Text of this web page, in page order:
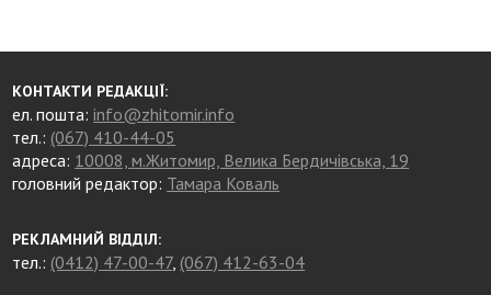
КОНТАКТИ РЕДАКЦІЇ:
ел. пошта:info@zhitomir.info
тел.: (067) 410-44-05
адреса: 10008, м.Житомир, Велика Бердичівська, 19
головний редактор: Тамара Коваль
РЕКЛАМНИЙ ВІДДІЛ:
тел.: (0412) 47-00-47, (067) 412-63-04